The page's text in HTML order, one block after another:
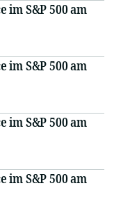
S&P 500 am
S&P 500 am
S&P 500 am
S&P 500 am